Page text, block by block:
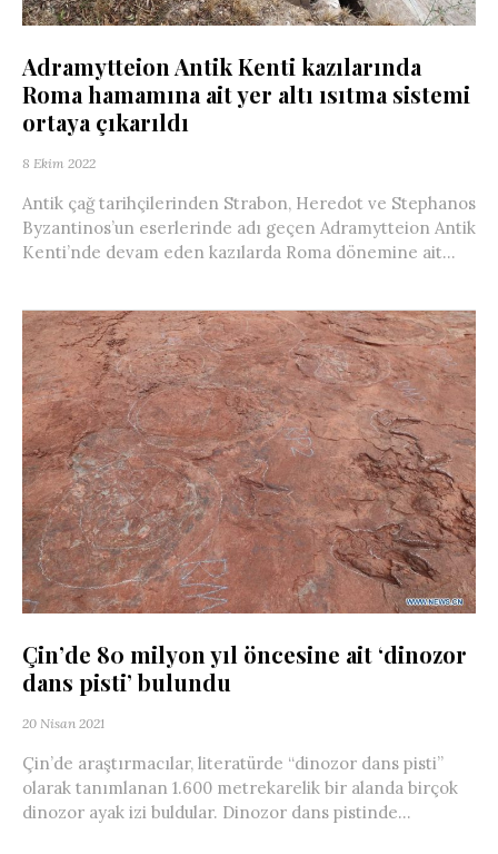
Adramytteion Antik Kenti kazılarında
Roma hamamına ait yer altı ısıtma sistemi
ortaya çıkarıldı
8 Ekim 2022
Antik çağ tarihçilerinden Strabon, Heredot ve Stephanos
Byzantinos’un eserlerinde adı geçen Adramytteion Antik
Kenti’nde devam eden kazılarda Roma dönemine ait...
Çin’de 80 milyon yıl öncesine ait ‘dinozor
dans pisti’ bulundu
20 Nisan 2021
Çin’de araştırmacılar, literatürde “dinozor dans pisti”
olarak tanımlanan 1.600 metrekarelik bir alanda birçok
dinozor ayak izi buldular. Dinozor dans pistinde...